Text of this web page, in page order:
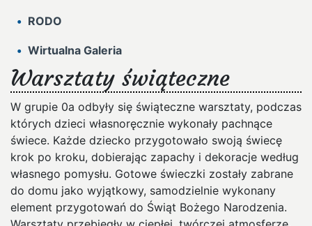
RODO
Wirtualna Galeria
Warsztaty świąteczne
W grupie 0a odbyły się świąteczne warsztaty, podczas
których dzieci własnoręcznie wykonały pachnące
świece. Każde dziecko przygotowało swoją świecę
krok po kroku, dobierając zapachy i dekoracje według
własnego pomysłu. Gotowe świeczki zostały zabrane
do domu jako wyjątkowy, samodzielnie wykonany
element przygotowań do Świąt Bożego Narodzenia.